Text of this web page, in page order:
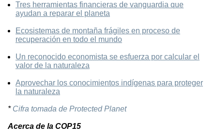
Tres herramientas financieras de vanguardia que
ayudan a reparar el planeta
Ecosistemas de montaña frágiles en proceso de
recuperación en todo el mundo
Un reconocido economista se esfuerza por calcular el
valor de la naturaleza
Aprovechar los conocimientos indígenas para proteger
la naturaleza
*Cifra tomada de Protected Planet
Acerca de la COP15